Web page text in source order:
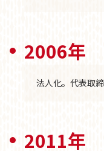
2006年
法人化。代表取
2011年